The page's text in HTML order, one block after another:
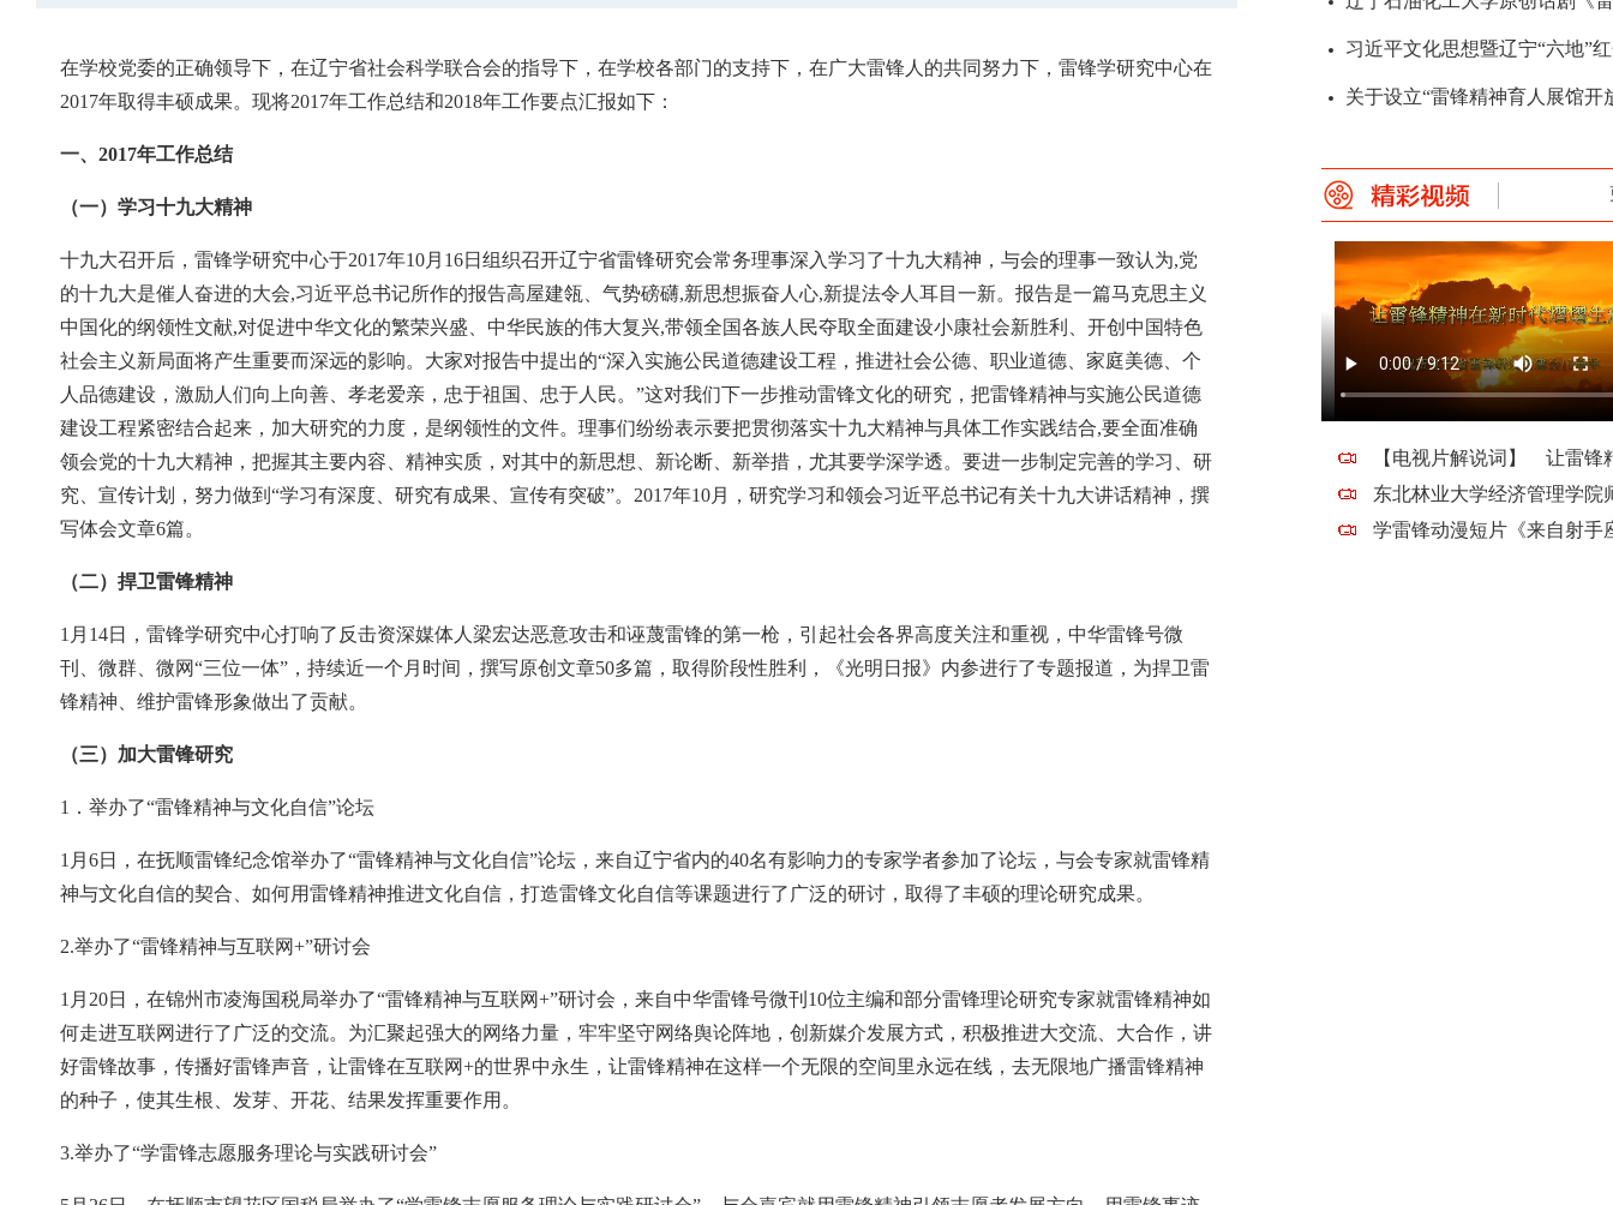
在学校党委的正确领导下，在辽宁省社会科学联合会的指导下，在学校各部门的支持下，在广大雷锋人的共同努力下，雷锋学研究中心在
2017年取得丰硕成果。现将2017年工作总结和2018年工作要点汇报如下：
一、2017年工作总结
（一）学习十九大精神
十九大召开后，雷锋学研究中心于2017年10月16日组织召开辽宁省雷锋研究会常务理事深入学习了十九大精神，与会的理事一致认为,党
的十九大是催人奋进的大会,习近平总书记所作的报告高屋建瓴、气势磅礴,新思想振奋人心,新提法令人耳目一新。报告是一篇马克思主义
中国化的纲领性文献,对促进中华文化的繁荣兴盛、中华民族的伟大复兴,带领全国各族人民夺取全面建设小康社会新胜利、开创中国特色
社会主义新局面将产生重要而深远的影响。大家对报告中提出的“深入实施公民道德建设工程，推进社会公德、职业道德、家庭美德、个
人品德建设，激励人们向上向善、孝老爱亲，忠于祖国、忠于人民。”这对我们下一步推动雷锋文化的研究，把雷锋精神与实施公民道德
建设工程紧密结合起来，加大研究的力度，是纲领性的文件。理事们纷纷表示要把贯彻落实十九大精神与具体工作实践结合,要全面准确
领会党的十九大精神，把握其主要内容、精神实质，对其中的新思想、新论断、新举措，尤其要学深学透。要进一步制定完善的学习、研
究、宣传计划，努力做到“学习有深度、研究有成果、宣传有突破”。2017年10月，研究学习和领会习近平总书记有关十九大讲话精神，撰
写体会文章6篇。
（二）捍卫雷锋精神
1月14日，雷锋学研究中心打响了反击资深媒体人梁宏达恶意攻击和诬蔑雷锋的第一枪，引起社会各界高度关注和重视，中华雷锋号微
刊、微群、微网“三位一体”，持续近一个月时间，撰写原创文章50多篇，取得阶段性胜利，《光明日报》内参进行了专题报道，为捍卫雷
锋精神、维护雷锋形象做出了贡献。
（三）加大雷锋研究
1．举办了“雷锋精神与文化自信”论坛
1月6日，在抚顺雷锋纪念馆举办了“雷锋精神与文化自信”论坛，来自辽宁省内的40名有影响力的专家学者参加了论坛，与会专家就雷锋精
神与文化自信的契合、如何用雷锋精神推进文化自信，打造雷锋文化自信等课题进行了广泛的研讨，取得了丰硕的理论研究成果。
2.举办了“雷锋精神与互联网+”研讨会
1月20日，在锦州市凌海国税局举办了“雷锋精神与互联网+”研讨会，来自中华雷锋号微刊10位主编和部分雷锋理论研究专家就雷锋精神如
何走进互联网进行了广泛的交流。为汇聚起强大的网络力量，牢牢坚守网络舆论阵地，创新媒介发展方式，积极推进大交流、大合作，讲
好雷锋故事，传播好雷锋声音，让雷锋在互联网+的世界中永生，让雷锋精神在这样一个无限的空间里永远在线，去无限地广播雷锋精神
的种子，使其生根、发芽、开花、结果发挥重要作用。
3.举办了“学雷锋志愿服务理论与实践研讨会”
讲座预告：告诉你一个真实的